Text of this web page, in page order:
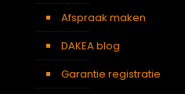
Afspraak maken
DAKEA blog
Garantie registratie